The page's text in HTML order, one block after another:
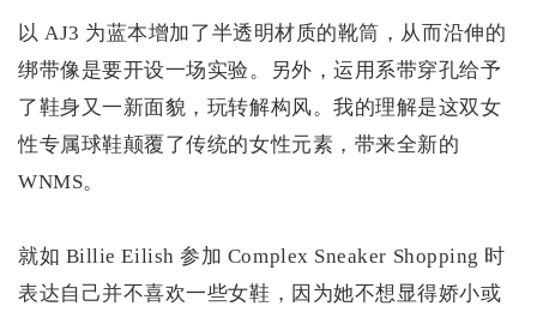
以 AJ3 为蓝本增加了半透明材质的靴筒，从而沿伸的
绑带像是要开设一场实验。另外，运用系带穿孔给予
了鞋身又一新面貌，玩转解构风。我的理解是这双女
性专属球鞋颠覆了传统的女性元素，带来全新的
WNMS。
就如 Billie Eilish 参加 Complex Sneaker Shopping 时
表达自己并不喜欢一些女鞋，因为她不想显得娇小或